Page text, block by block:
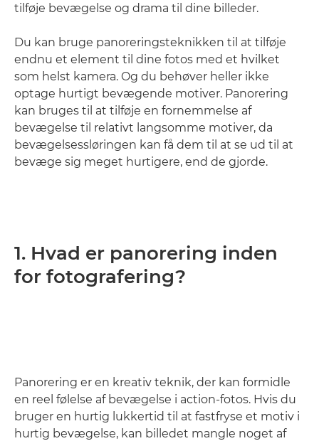
tilføje bevægelse og drama til dine billeder.
Du kan bruge panoreringsteknikken til at tilføje
endnu et element til dine fotos med et hvilket
som helst kamera. Og du behøver heller ikke
optage hurtigt bevægende motiver. Panorering
kan bruges til at tilføje en fornemmelse af
bevægelse til relativt langsomme motiver, da
bevægelsessløringen kan få dem til at se ud til at
bevæge sig meget hurtigere, end de gjorde.
1. Hvad er panorering inden
for fotografering?
Panorering er en kreativ teknik, der kan formidle
en reel følelse af bevægelse i action-fotos. Hvis du
bruger en hurtig lukkertid til at fastfryse et motiv i
hurtig bevægelse, kan billedet mangle noget af